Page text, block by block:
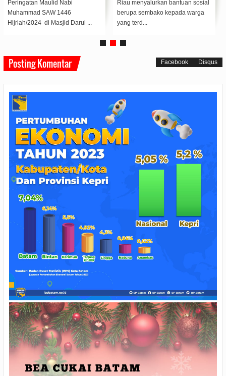
Peringatan Maulid Nabi
Muhammad SAW 1446
Hijriah/2024 di Masjid Darul ...
Riau menyalurkan bantuan sosial
berupa sembako kepada warga
yang terd...
Posting Komentar Facebook Disqus